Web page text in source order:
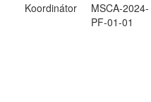
Koordinátor
MSCA-2024-
PF-01-01